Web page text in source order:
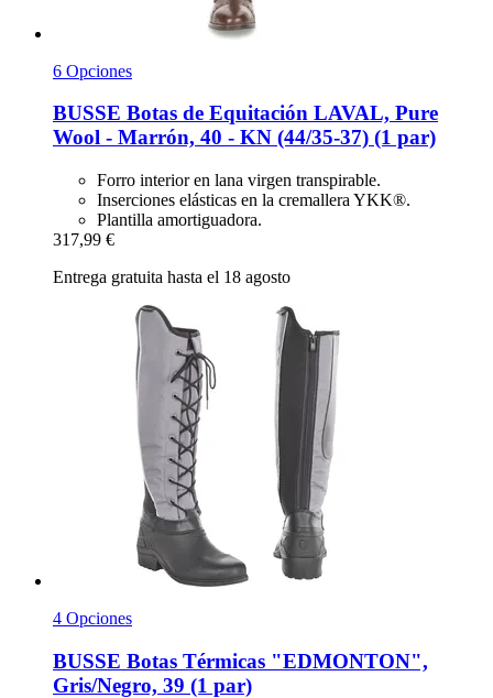
6 Opciones
BUSSE Botas de Equitación LAVAL, Pure
Wool -​ Marrón, 40 -​ KN (44/35-​37) (1 par)
Forro interior en lana virgen transpirable.
Inserciones elásticas en la cremallera YKK®.
Plantilla amortiguadora.
317,99 €
Entrega gratuita hasta el 18 agosto
4 Opciones
BUSSE Botas Térmicas "EDMONTON",
Gris/Negro, 39 (1 par)